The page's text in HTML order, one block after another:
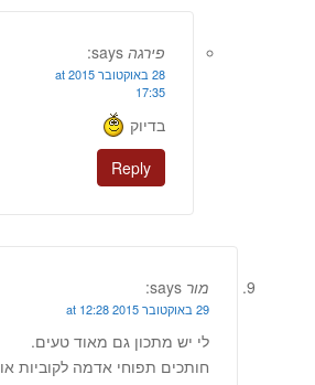
פירגה says:
28 באוקטובר 2015 at
17:35
בדיוק
Reply
מור says:
29 באוקטובר 2015 at 12:28
לי יש מתכון גם מאוד טעים.
חותכים תפוחי אדמה לקוביות או